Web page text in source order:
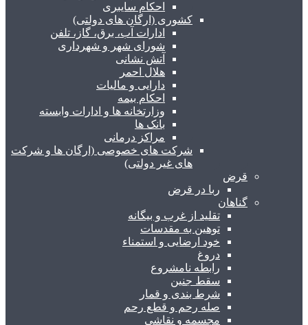
احکام سایبری
کشوری (ارگان های دولتی)
ادارات آب، برق، گاز، تلفن
شورای شهر و شهرداری
آتش نشانی
هلال احمر
دارایی و مالیات
احکام بیمه
وزارتخانه ها و ادارات وابسته
بانک ها
مراکز درمانی
شرکت های خصوصی (ارگان ها و شرکت
های غیر دولتی)
قرض
ربا در قرض
گناهان
تقلید از غرب و بیگانه
توهین به مقدسات
خود ارضایی و استمناء
دروغ
رابطه نامشروع
سقط جنین
شرط بندی و قمار
صله رحم و قطع رحم
مجسمه و نقاشی